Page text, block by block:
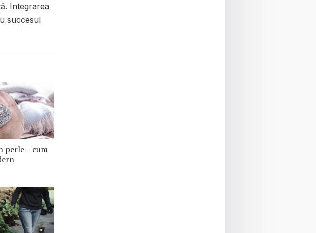
Integrarea
succesul
perle – cum